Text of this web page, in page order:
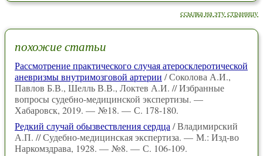
ссылка на эту страницу
похожие статьи
Рассмотрение практического случая атеросклеротической
аневризмы внутримозговой артерии / Соколова А.И.,
Павлов Б.В., Шелль В.В., Локтев А.И. // Избранные
вопросы судебно-медицинской экспертизы. —
Хабаровск, 2019. — №18. — С. 178-180.
Редкий случай обызвествления сердца/ Владимирский
А.П. // Судебно-медицинская экспертиза. — М.: Изд-во
Наркомздрава, 1928. — №8. — С. 106-109.